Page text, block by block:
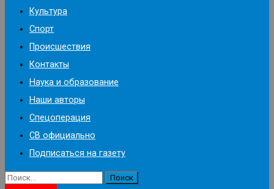
Культура
Спорт
Происшествия
Контакты
Наука и образование
Наши авторы
Спецоперация
СВ официально
Подписаться на газету
Найти: